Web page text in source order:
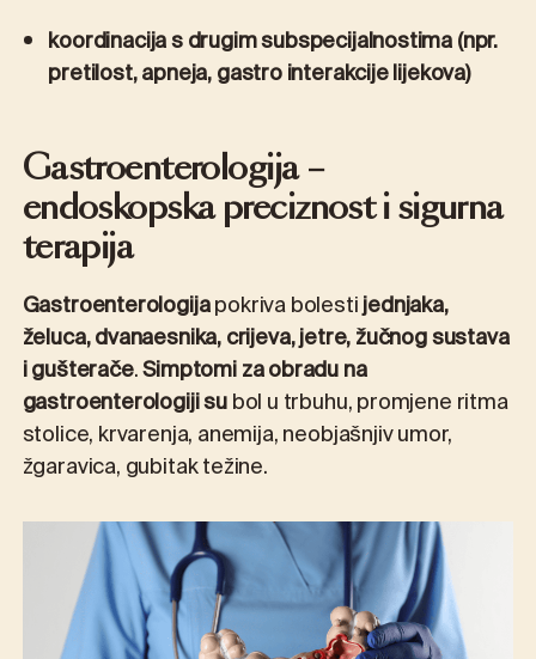
koordinacija s drugim subspecijalnostima (npr.
pretilost, apneja, gastro interakcije lijekova)
Gastroenterologija –
endoskopska preciznost i sigurna
terapija
Gastroenterologijapokriva bolestijednjaka,
želuca, dvanaesnika, crijeva, jetre, žučnog sustava
i gušterače.Simptomi za obradu na
gastroenterologiji subol u trbuhu, promjene ritma
stolice, krvarenja, anemija, neobjašnjiv umor,
žgaravica, gubitak težine.